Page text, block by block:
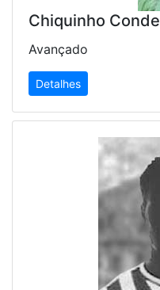
Chiquinho Conde
Avançado
Detalhes